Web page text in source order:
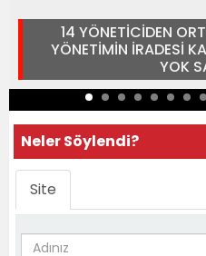
14 YÖNETİCİDEN
YÖNETİMİN İRADESİ
YOK
Neler Söylendi?
Site